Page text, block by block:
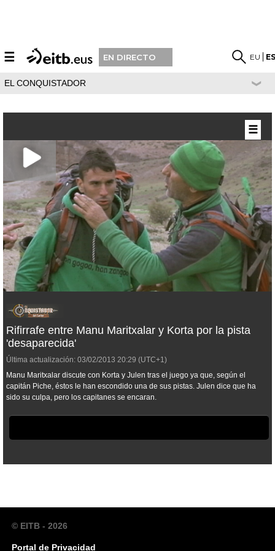
☰ EN DIRECTO EU
EL CONQUISTADOR
Rifirrafe entre Manu Maritxalar y Korta por la pista
'desaparecida'
Última actualización: 03/02/2013 20:29 (UTC+1)
Manu Maritxalar discute con Korta y Julen tras el juego ya que, según el
capitán Piche, éstos le han escondido una de sus pistas. Julen dice que ha
sido su culpa, pero los capitanes se encaran.
☰
© EITB - 2026
Portal de Privacidad